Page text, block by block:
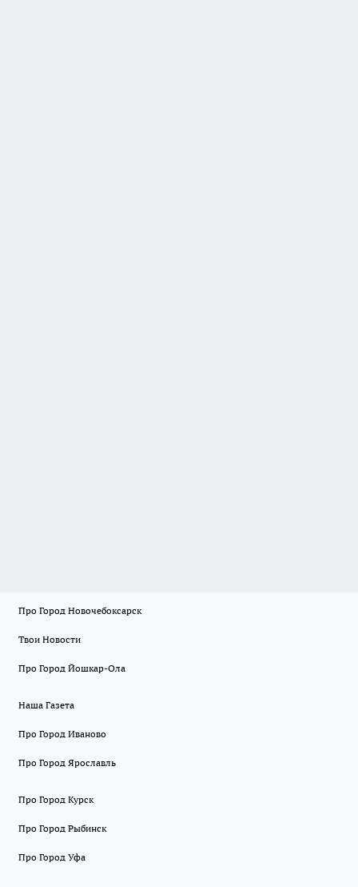
Про Город Новочебоксарск
Твои Новости
Про Город Йошкар-Ола
Наша Газета
Про Город Иваново
Про Город Ярославль
Про Город Курск
Про Город Рыбинск
Про Город Уфа